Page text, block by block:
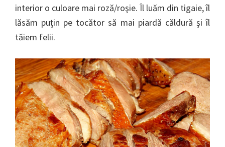
interior o culoare mai roză/roşie. Îl luăm din tigaie, îl
lăsăm puţin pe tocător să mai piardă căldură şi îl
tăiem felii.